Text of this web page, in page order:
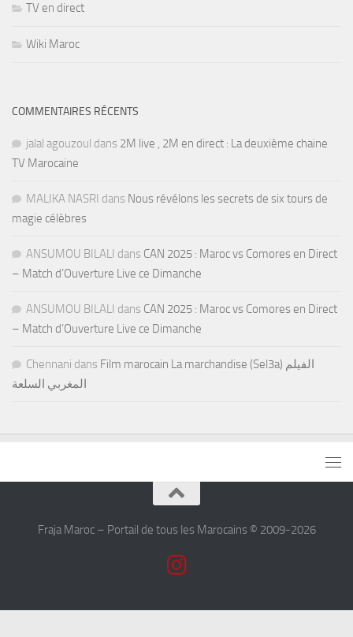
TV en direct
Wiki Maroc
COMMENTAIRES RÉCENTS
jalal agouzoul dans 2M live , 2M en direct : La deuxième chaine
TV Marocaine
MALIKA NASRI dans Nous révélons les secrets de six tours de
magie célèbres
ANSUMOU BILALI dans CAN 2025 : Maroc vs Comores en Direct
– Match d’Ouverture Live ce Dimanche
ANSUMOU BILALI dans CAN 2025 : Maroc vs Comores en Direct
– Match d’Ouverture Live ce Dimanche
Chennani dans Film marocain La marchandise (Sel3a) الفيلم
المغربي السلعة
Fraja Maroc – Portail de tous les Marocains © 2009-2026